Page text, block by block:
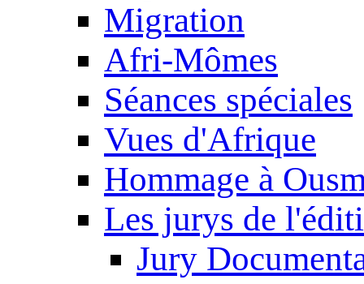
Migration
Afri-Mômes
Séances spéciales
Vues d'Afrique
Hommage à
Les jurys de
Jury